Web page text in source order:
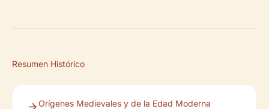
Resumen Histórico
Orígenes Medievales y de la Edad Moderna